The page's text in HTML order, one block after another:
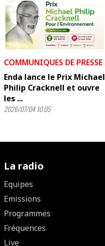
COMMUNIQUES DE PRESSE
Enda lance le Prix Michael
Philip Cracknell et ouvre
les ...
2026/07/04 10:05
La radio
Equipes
Emissions
Programmes
Fréquences
Live